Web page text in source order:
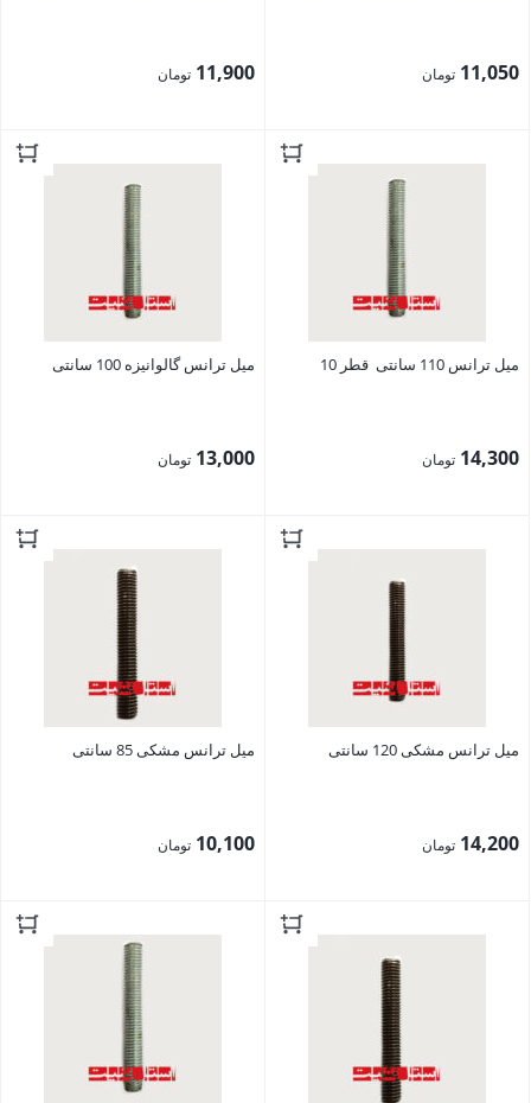
11,050 تومان 11,900 تومان
میل ترانس 110 سانتی قطر 10
14,300 تومان
میل ترانس گالوانیزه 100 سانتی
13,000 تومان
میل ترانس مشکی 120 سانتی
14,200 تومان
میل ترانس مشکی 85 سانتی
10,100 تومان